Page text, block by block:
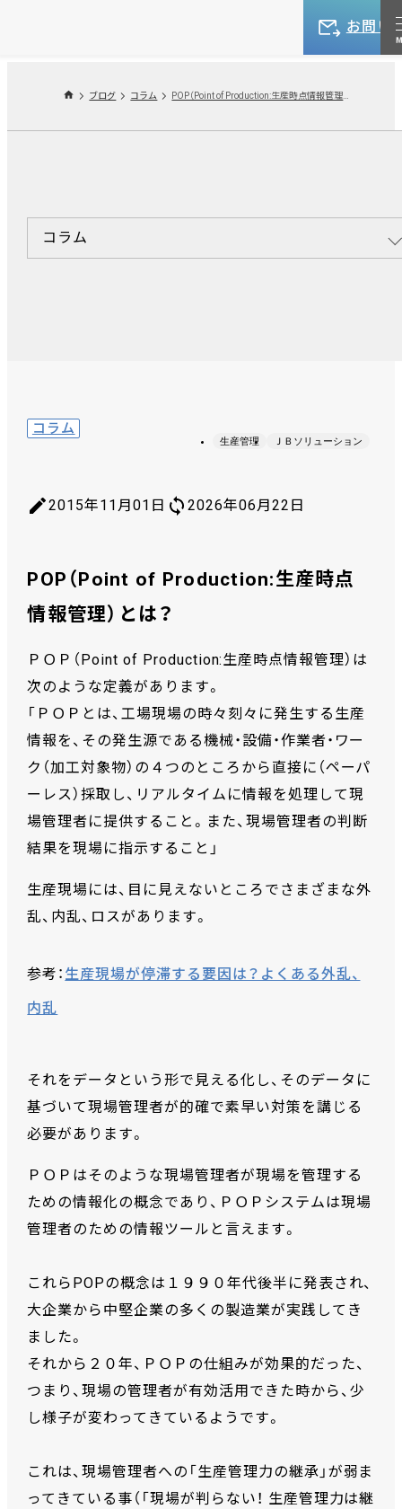
お問い
ブログ コラム
コラム
コラム
生産管理 ＪＢソリューション
2015年11月01日 2026年06月22日
POP（Point of Production:生産時点
情報管理）とは？
ＰＯＰ（Point of Production:生産時点情報管理）は
次のような定義があります。
「ＰＯＰとは、工場現場の時々刻々に発生する生産
情報を、その発生源である機械・設備・作業者・ワー
ク（加工対象物）の４つのところから直接に（ペーパ
ーレス）採取し、リアルタイムに情報を処理して現
場管理者に提供すること。また、現場管理者の判断
結果を現場に指示すること」
生産現場には、目に見えないところでさまざまな外
乱、内乱、ロスがあります。
参考： 生産現場が停滞する要因は？よくある外乱、
内乱
それをデータという形で見える化し、そのデータに
基づいて現場管理者が的確で素早い対策を講じる
必要があります。
ＰＯＰはそのような現場管理者が現場を管理する
ための情報化の概念であり、ＰＯＰシステムは現場
管理者のための情報ツールと言えます。
これらPOPの概念は１９９０年代後半に発表され、
大企業から中堅企業の多くの製造業が実践してき
ました。
それから２０年、ＰＯＰの仕組みが効果的だった、
つまり、現場の管理者が有効活用できた時から、少
し様子が変わってきているようです。
これは、現場管理者への「生産管理力の継承」が弱ま
ってきている事（「現場が判らない！ 生産管理力は継